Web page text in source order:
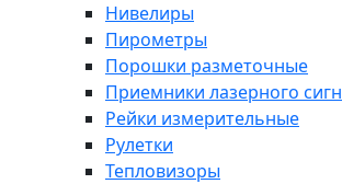
Нивелиры
Пирометры
Порошки разметочные
Приемники лазерного
Рейки измерительные
Рулетки
Тепловизоры